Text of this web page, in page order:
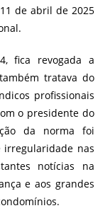
de abril de 2025
fica revogada a
tratava do
profissionais
o presidente do
da norma foi
irregularidade nas
notícias na
e aos grandes